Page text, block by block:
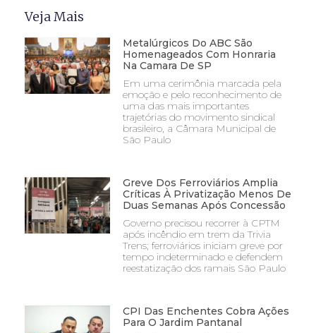
Veja Mais
Metalúrgicos Do ABC São
Homenageados Com Honraria
Na Camara De SP
Em uma cerimônia marcada pela
emoção e pelo reconhecimento de
uma das mais importantes
trajetórias do movimento sindical
brasileiro, a Câmara Municipal de
São Paulo
Greve Dos Ferroviários Amplia
Críticas À Privatização Menos De
Duas Semanas Após Concessão
Governo precisou recorrer à CPTM
após incêndio em trem da Trivia
Trens; ferroviários iniciam greve por
tempo indeterminado e defendem
reestatização dos ramais São Paulo
CPI Das Enchentes Cobra Ações
Para O Jardim Pantanal